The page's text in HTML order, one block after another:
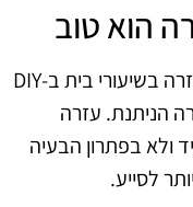
ישנם הורים המאמינים שכל סוג של עזרה בשיעורי בית ב-DIY
הניתנת. עזרה
ולא בפתרון הבעיה
לסייע.